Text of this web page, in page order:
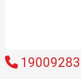
19009283